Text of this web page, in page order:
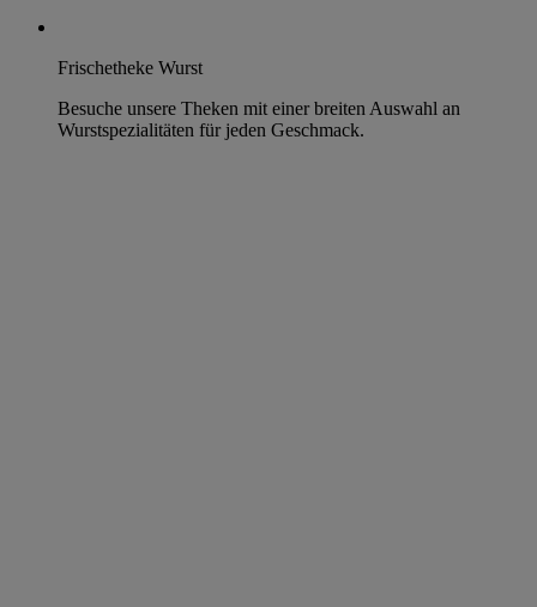
Frischetheke Wurst
Besuche unsere Theken mit einer breiten Auswahl an
Wurstspezialitäten für jeden Geschmack.